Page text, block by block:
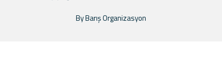
Dünya Eczanesi Kadıköy
By Barış Organizasyon